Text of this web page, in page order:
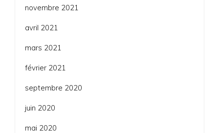
novembre 2021
avril 2021
mars 2021
février 2021
septembre 2020
juin 2020
mai 2020